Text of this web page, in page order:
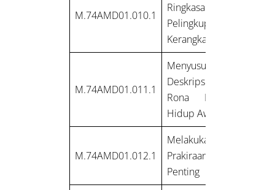
M.74AMD01.010.1
Ringkasan Hasil
Pelingkupan
Kerangka Acuan
M.74AMD01.011.1
Menyusun
Deskripsi Rinci
Rona Lingkungan
Hidup Awal
M.74AMD01.012.1
Melakukan
Prakiraan Dampak
Penting